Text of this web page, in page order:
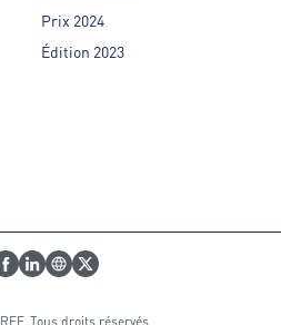
Prix 2024
Édition 2023
Facebook
Profil LinkedIn
Site webProfil Twitter
Tous droits réservés.